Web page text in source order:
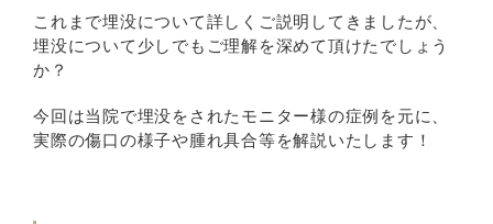
これまで埋没について詳しくご説明してきましたが、
埋没について少しでもご理解を深めて頂けたでしょう
か？
今回は当院で埋没をされたモニター様の症例を元に、
実際の傷口の様子や腫れ具合等を解説いたします！